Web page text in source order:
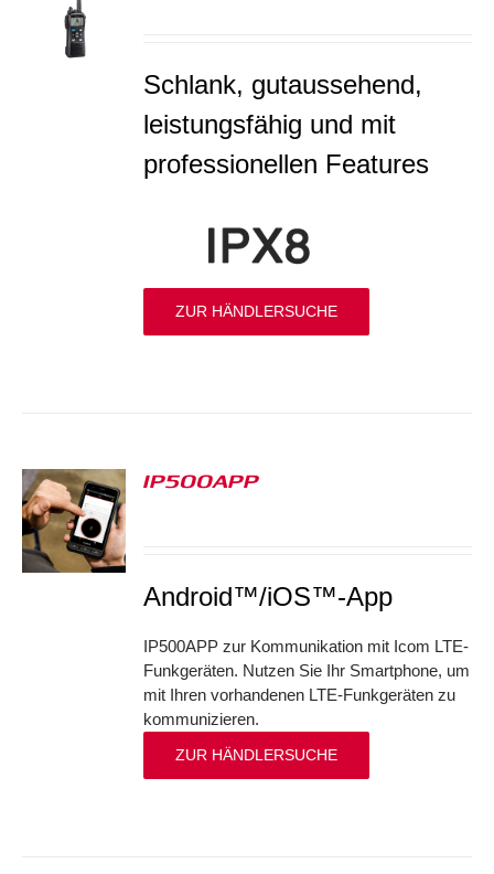
Schlank, gutaussehend,
leistungsfähig und mit
professionellen Features
ZUR HÄNDLERSUCHE
IP500APP
Android™/iOS™-App
IP500APP zur Kommunikation mit Icom LTE-
Funkgeräten. Nutzen Sie Ihr Smartphone, um
mit Ihren vorhandenen LTE-Funkgeräten zu
kommunizieren.
ZUR HÄNDLERSUCHE